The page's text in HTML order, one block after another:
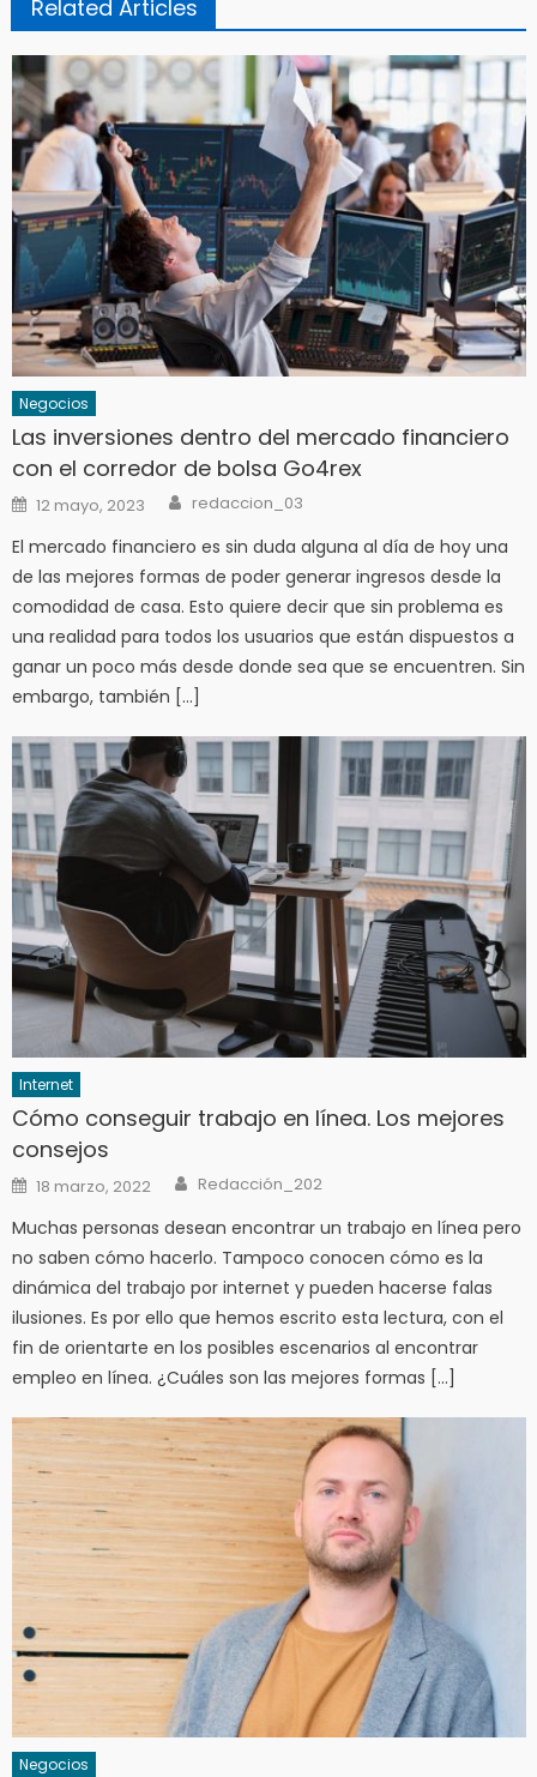
Related Articles
Negocios
Las inversiones dentro del mercado financiero
con el corredor de bolsa Go4rex
Posted
on
12 mayo, 2023 Author
redaccion_03
El mercado financiero es sin duda alguna al día de hoy una
de las mejores formas de poder generar ingresos desde la
comodidad de casa. Esto quiere decir que sin problema es
una realidad para todos los usuarios que están dispuestos a
ganar un poco más desde donde sea que se encuentren. Sin
embargo, también […]
Internet
Cómo conseguir trabajo en línea. Los mejores
consejos
Posted
on
18 marzo, 2022 Author
Redacción_202
Muchas personas desean encontrar un trabajo en línea pero
no saben cómo hacerlo. Tampoco conocen cómo es la
dinámica del trabajo por internet y pueden hacerse falas
ilusiones. Es por ello que hemos escrito esta lectura, con el
fin de orientarte en los posibles escenarios al encontrar
empleo en línea. ¿Cuáles son las mejores formas […]
Negocios